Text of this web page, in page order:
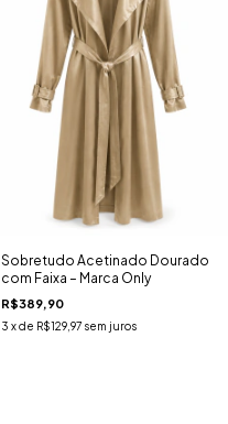
Sobretudo Acetinado Dourado
com Faixa – Marca Only
R$389,90
3 x de R$129,97 sem juros